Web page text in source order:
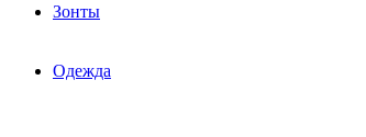
Зонты
Одежда